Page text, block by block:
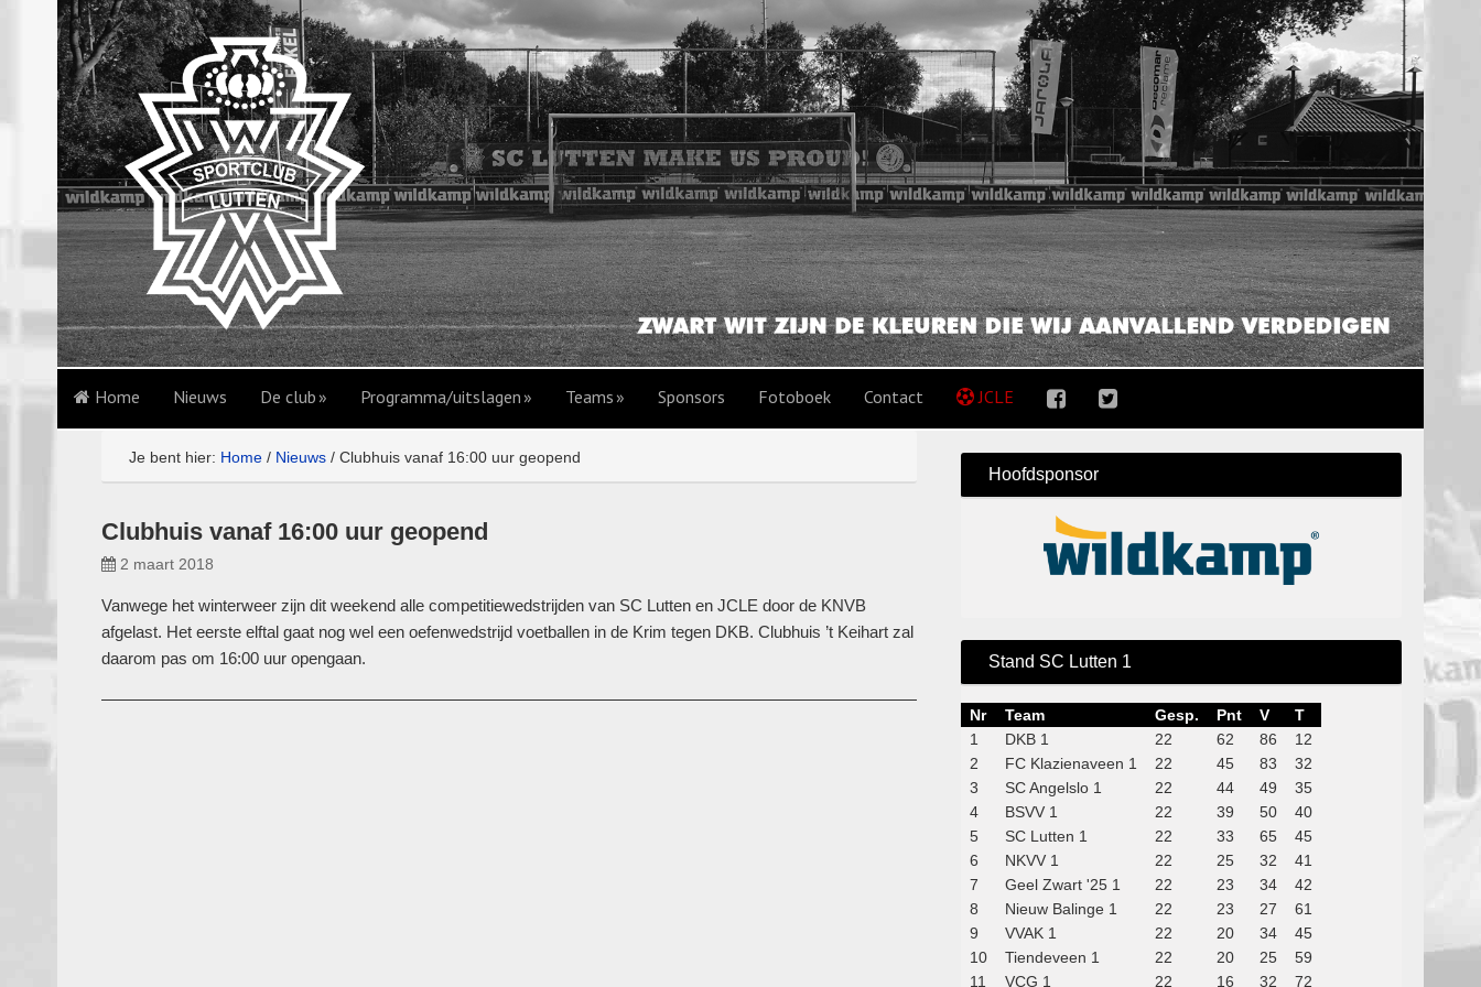
Home Nieuws De club Programma/uitslagen Teams Sponsors Fotoboek Contact JCLE
Je bent hier: Home / Nieuws / Clubhuis vanaf 16:00 uur geopend
Clubhuis vanaf 16:00 uur geopend
2 maart 2018
Vanwege het winterweer zijn dit weekend alle competitiewedstrijden van SC Lutten en JCLE door de KNVB
afgelast. Het eerste elftal gaat nog wel een oefenwedstrijd voetballen in de Krim tegen DKB. Clubhuis ’t Keihart zal
daarom pas om 16:00 uur opengaan.
Hoofdsponsor
Stand SC Lutten 1
Nr Team Gesp. Pnt V
T
1
DKB 1 22 62 86
12
2
FC Klazienaveen 1 22 45 83
32
3
SC Angelslo 1 22 44 49
35
4
BSVV 1 22 39 50
40
5
SC Lutten 1 22 33 65
45
6
NKVV 1 22 25 32
41
7
Geel Zwart '25 1 22 23 34
42
8
Nieuw Balinge 1 22 23 27
61
9
VVAK 1 22 20 34
45
10
Tiendeveen 1 22 20 25
59
11
VCG 1 22 16 32 72